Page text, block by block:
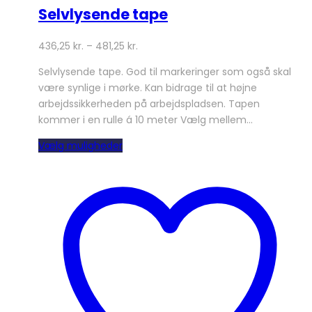
Selvlysende tape
436,25 kr. – 481,25 kr.
Selvlysende tape. God til markeringer som også skal
være synlige i mørke. Kan bidrage til at højne
arbejdssikkerheden på arbejdspladsen. Tapen
kommer i en rulle á 10 meter Vælg mellem…
Vælg mulighederDette
flere
varianter.
Mulighederne